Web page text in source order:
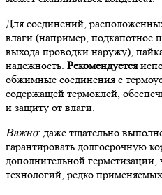
Для соединений,
влаги (например, подкапотное
выхода проводки наружу),
надежность. Рекомендуется
обжимные соединения с
содержащей термоклей,
и защиту от влаги.
Важно: даже тщательно
гарантировать долгосрочную
дополнительной герметизации,
технологий, редко